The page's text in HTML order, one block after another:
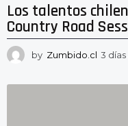
Los talentos
Country Road
by Zumbido.cl 3